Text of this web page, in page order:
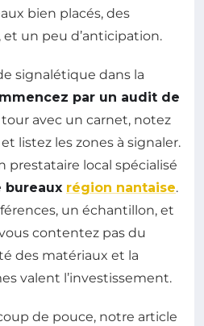
bien placés, des
un peu d’anticipation.
signalétique dans la
par un audit de
tour avec un carnet, notez
listez les zones à signaler.
prestataire local spécialisé
bureaux région nantaise.
un échantillon, et
contentez pas du
des matériaux et la
valent l’investissement.
de pouce, notre article